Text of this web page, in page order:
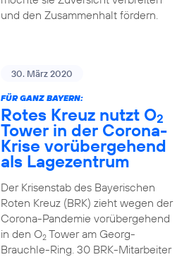
und den Zusammenhalt fördern.
30. März 2020
FÜR GANZ BAYERN:
Rotes Kreuz nutzt O2
Tower in der Corona-
Krise vorübergehend
als Lagezentrum
Der Krisenstab des Bayerischen
Roten Kreuz (BRK) zieht wegen der
Corona-Pandemie vorübergehend
in den O2Tower am Georg-
Brauchle-Ring. 30 BRK-Mitarbeiter